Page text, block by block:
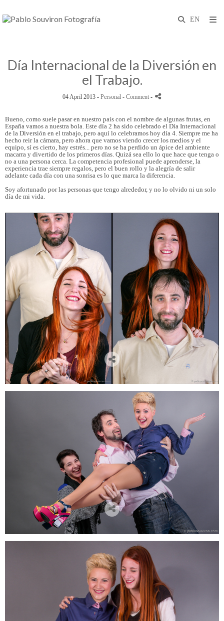
Día Internacional de la Diversión en
el Trabajo.
04 April 2013 - Personal - Comment -
Bueno, como suele pasar en nuestro país con el nombre de algunas frutas, en
España vamos a nuestra bola. Este día 2 ha sido celebrado el Día Internacional
de la Diversión en el trabajo, pero aquí lo celebramos hoy día 4. Siempre me ha
hecho reir la cámara, pero ahora que vamos viendo crecer los medios y el
equipo, sí es cierto, hay estrés... pero no se ha perdido un ápice del ambiente
macarra y divertido de los primeros días. Quizá sea ello lo que hace que tenga o
no a una persona cerca. La competencia profesional puede aprenderse, la
experiencia trae siempre regalos, pero el buen rollo y la alegría de salir
adelante cada día con una sonrisa es lo que marca la diferencia.
Soy afortunado por las personas que tengo alrededor, y no lo olvido ni un solo
día de mi vida.